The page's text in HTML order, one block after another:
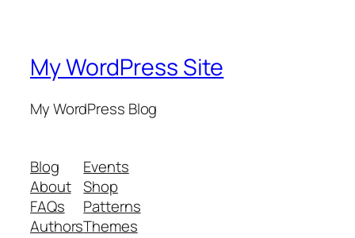
My WordPress Site
My WordPress Blog
Blog
About
FAQs
Authors
Events
Shop
Patterns
Themes